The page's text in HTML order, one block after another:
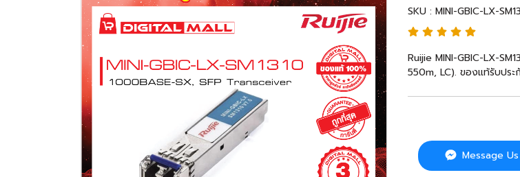
SKU : MINI-GBIC-LX-
Ruijie MINI-GBIC-LX-
550m, LC). ของแท้รับปร
Message Us